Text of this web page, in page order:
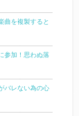
曲を複製すると
参加！思わぬ落
バレない為の心